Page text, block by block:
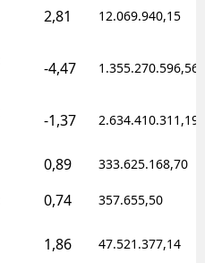
2,81 12.069.940,15
-4,47 1.355.270.596,56
-1,37 2.634.410.311,19
0,89 333.625.168,70
0,74 357.655,50
1,86 47.521.377,14